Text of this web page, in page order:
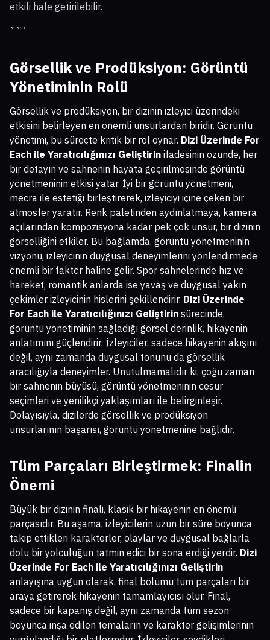
etkili hale getirilebilir.
```
Görsellik ve Prodüksiyon: Görüntü
Yönetiminin Rolü
Görsellik ve prodüksiyon, bir dizinin izleyici üzerindeki
etkisini belirleyen en önemli unsurlardan biridir. Görüntü
yönetimi, bu süreçte kritik bir rol oynar. Dizi Üzerinde For
Each ile Yaratıcılığınızı Geliştirin ifadesinin özünde, her
bir detayın ve sahnenin hayata geçirilmesinde görüntü
yönetmeninin etkisi yatar. İyi bir görüntü yönetmeni,
mecra ile estetiği birleştirerek, izleyiciyi içine çeken bir
atmosfer yaratır. Renk paletinden aydınlatmaya, kamera
açılarından kompozisyona kadar pek çok unsur, bir dizinin
görselliğini etkiler. Bu bağlamda, görüntü yönetmeninin
vizyonu, izleyicinin duygusal deneyimlerini yönlendirmede
önemli bir faktör haline gelir. Spor sahnelerinde hız ve
hareket, romantik anlarda ise yavaş ve duygusal yakın
çekimler izleyicinin hislerini şekillendirir. Dizi Üzerinde
For Each ile Yaratıcılığınızı Geliştirin sürecinde,
görüntü yönetiminin sağladığı görsel derinlik, hikayenin
anlatımını güçlendirir. İzleyiciler, sadece hikayenin akışını
değil, aynı zamanda duygusal tonunu da görsellik
aracılığıyla deneyimler. Unutulmamalıdır ki, çoğu zaman
bir sahnenin büyüsü, görüntü yönetmeninin cesur
seçimleri ve yenilikçi yaklaşımları ile belirginleşir.
Dolayısıyla, dizilerde görsellik ve prodüksiyon
unsurlarının başarısı, görüntü yönetmenine bağlıdır.
Tüm Parçaları Birleştirmek: Finalin
Önemi
Büyük bir dizinin finali, klasik bir hikayenin en önemli
parçasıdır. Bu aşama, izleyicilerin uzun bir süre boyunca
takip ettikleri karakterler, olaylar ve duygusal bağlarla
dolu bir yolculuğun tatmin edici bir sona erdiği yerdir. Dizi
Üzerinde For Each ile Yaratıcılığınızı Geliştirin
anlayışına uygun olarak, final bölümü tüm parçaları bir
araya getirerek hikayenin tamamlayıcısı olur. Final,
sadece bir kapanış değil, aynı zamanda tüm sezon
boyunca inşa edilen temaların ve karakter gelişimlerinin